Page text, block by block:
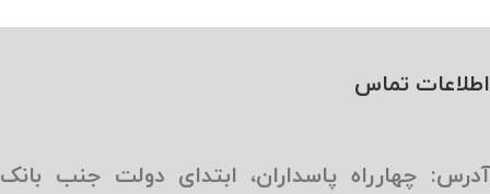
اطلاعات تماس
آدرس: چهارراه پاسداران، ابتدای دولت جنب بانک